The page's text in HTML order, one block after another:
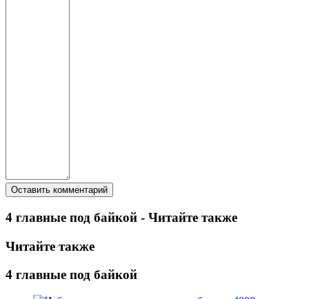
4 главные под байкой - Читайте также
Читайте также
4 главные под байкой